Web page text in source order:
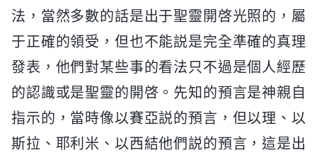
法，當然多數的話是出于聖靈開啓光照的，屬
于正確的領受，但也不能説是完全準確的真理
發表，他們對某些事的看法只不過是個人經歷
的認識或是聖靈的開啓。先知的預言是神親自
指示的，當時像以賽亞説的預言，但以理、以
斯拉、耶利米、以西結他們説的預言，這是出